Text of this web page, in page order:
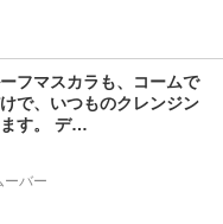
フマスカラも、コームで
で、いつものクレンジン
す。 デ…
ーバー